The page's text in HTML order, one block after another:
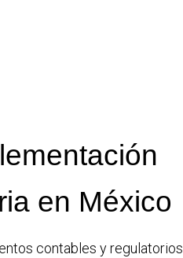
en México
contables y regulatorios